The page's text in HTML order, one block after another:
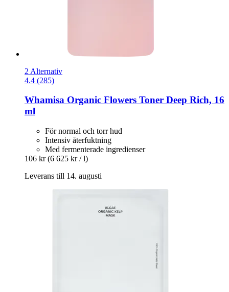
2 Alternativ
4.4 (285)
Whamisa Organic Flowers Toner Deep Rich, 16
ml
För normal och torr hud
Intensiv återfuktning
Med fermenterade ingredienser
106 kr (6 625 kr / l)
Leverans till 14. augusti